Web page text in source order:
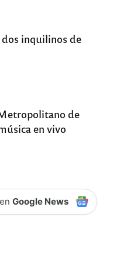
inquilinos de
de
en vivo
enGoogle News